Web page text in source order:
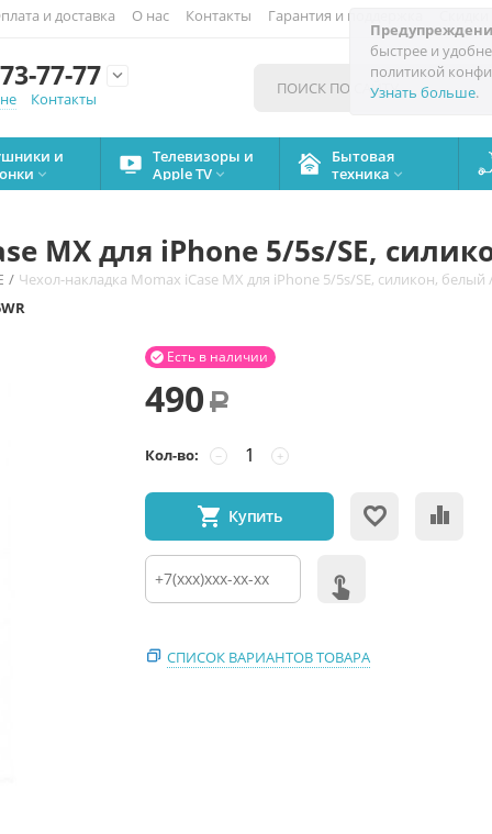
быстрее и
политикой
Узнать больше.
и доставка О нас Контакты Гарантия и поддержка
77-77

Контакты
и

Телевизоры и
Apple TV 
Бытовая
техника 
MX для iPhone 5/5s/SE,
/ Чехол-накладка Momax iCase MX для iPhone 5/5s/SE, силикон,
Есть в наличии

490 Р
Кол-во: +
−
Купить
СПИСОК ВАРИАНТОВ ТОВАРА